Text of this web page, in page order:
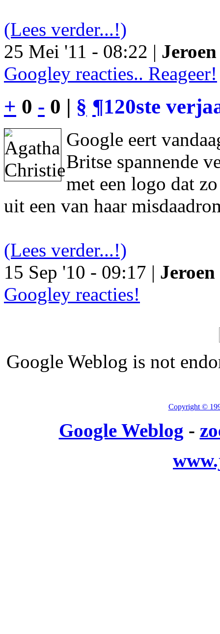
(Lees verder...!)
25 Mei '11 - 08:22 |
Googley reacties.. Reageer!
+ 0 - 0 | § ¶120ste
Google eert
Britse spannende
met een logo dat
uit een van haar
(Lees verder...!)
15 Sep '10 - 09:17 |
Googley reacties!
Google Weblog is not
Copyright ©
Google Weblog -